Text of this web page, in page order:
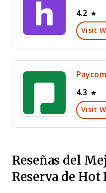
4.2
Visit
Paycom
4.3
Visit
Reseñas del
Reserva de Hot